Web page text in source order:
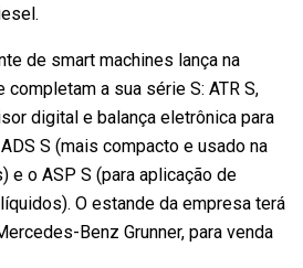
de smart machines lança na
a sua série S: ATR S,
digital e balança eletrônica para
S (mais compacto e usado na
e o ASP S (para aplicação de
O estande da empresa terá
Benz Grunner, para venda